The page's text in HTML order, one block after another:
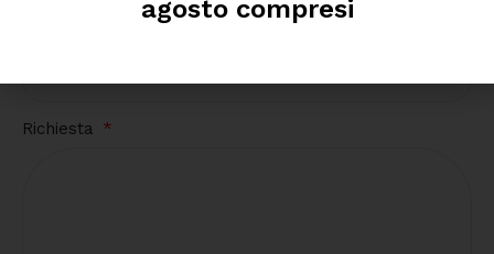
Richiesta
agosto compresi